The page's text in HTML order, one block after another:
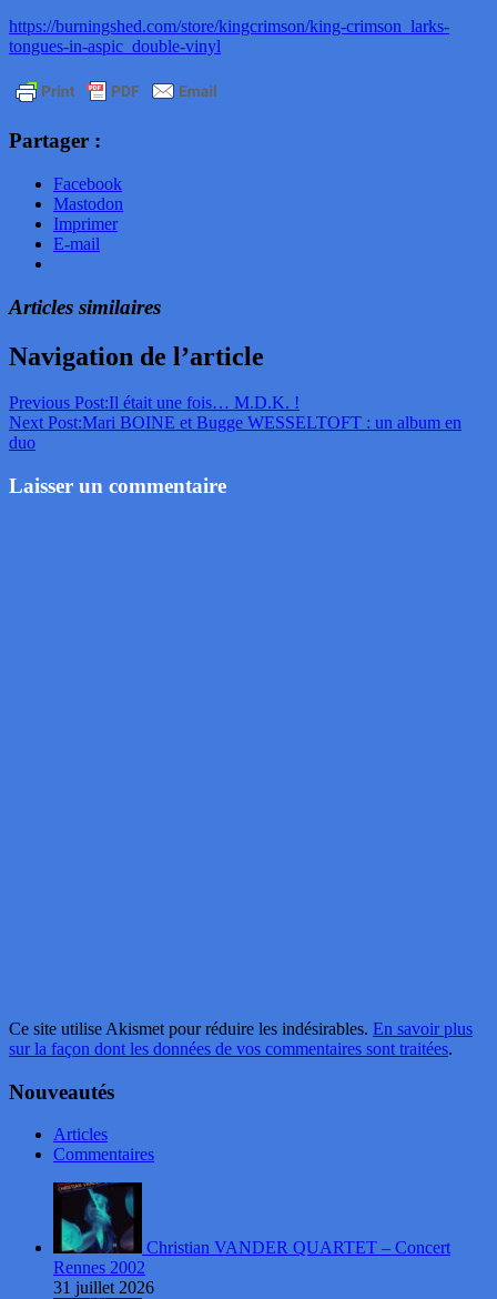
https://burningshed.com/store/kingcrimson/king-crimson_larks-
tongues-in-aspic_double-vinyl
Partager :
Facebook
Mastodon
Imprimer
E-mail
Articles similaires
Navigation de l’article
Previous Post:Il était une fois… M.D.K. !
Next Post:Mari BOINE et Bugge WESSELTOFT : un album en
duo
Laisser un commentaire
Ce site utilise Akismet pour réduire les indésirables. En savoir plus
sur la façon dont les données de vos commentaires sont traitées.
Nouveautés
Articles
Commentaires
Christian VANDER QUARTET – Concert
Rennes 2002
31 juillet 2026